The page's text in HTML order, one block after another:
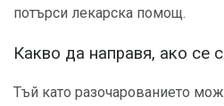
потърси лекарска помощ.
Какво да направя, ако се
Тъй като разочарованието